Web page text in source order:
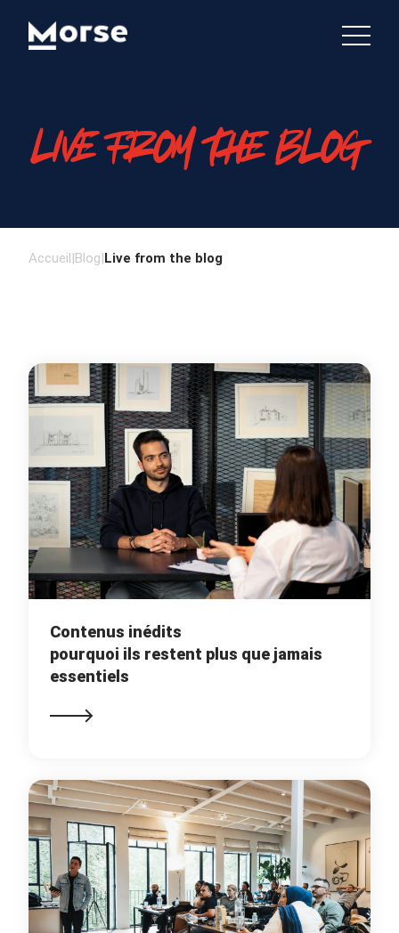
LIVE FROM THE BLOG
Accueil|Blog|Live from the blog
Contenus inédits
pourquoi ils restent plus que jamais
essentiels